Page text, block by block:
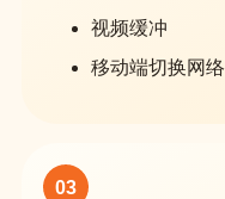
视频缓冲
移动端切换网络
03